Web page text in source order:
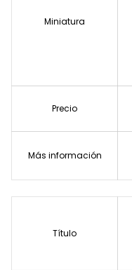
Miniatura
Precio
Más información
Título